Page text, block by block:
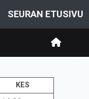
SEURAN ETUSIVU
KES